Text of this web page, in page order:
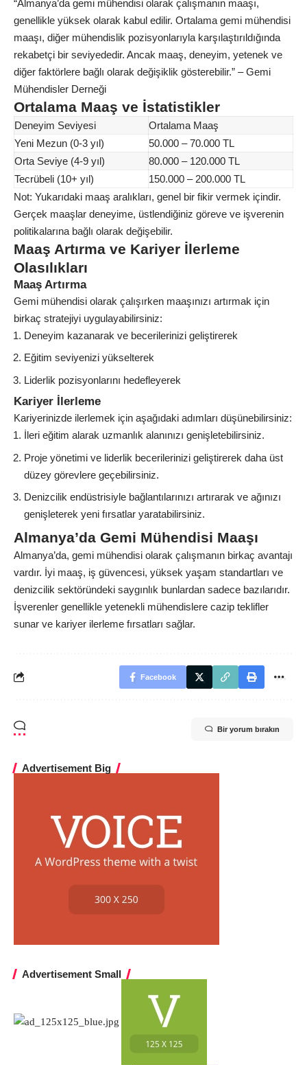
“Almanya’da gemi mühendisi olarak çalışmanın maaşı,
genellikle yüksek olarak kabul edilir. Ortalama gemi mühendisi
maaşı, diğer mühendislik pozisyonlarıyla karşılaştırıldığında
rekabetçi bir seviyededir. Ancak maaş, deneyim, yetenek ve
diğer faktörlere bağlı olarak değişiklik gösterebilir.” – Gemi
Mühendisler Derneği
Ortalama Maaş ve İstatistikler
Deneyim Seviyesi
Ortalama Maaş
Yeni Mezun (0-3 yıl)
50.000 – 70.000 TL
Orta Seviye (4-9 yıl)
80.000 – 120.000 TL
Tecrübeli (10+ yıl)
150.000 – 200.000 TL
Not: Yukarıdaki maaş aralıkları, genel bir fikir vermek içindir.
Gerçek maaşlar deneyime, üstlendiğiniz göreve ve işverenin
politikalarına bağlı olarak değişebilir.
Maaş Artırma ve Kariyer İlerleme
Olasılıkları
Maaş Artırma
Gemi mühendisi olarak çalışırken maaşınızı artırmak için
birkaç stratejiyi uygulayabilirsiniz:
Deneyim kazanarak ve becerilerinizi geliştirerek
Eğitim seviyenizi yükselterek
Liderlik pozisyonlarını hedefleyerek
Kariyer İlerleme
Kariyerinizde ilerlemek için aşağıdaki adımları düşünebilirsiniz:
İleri eğitim alarak uzmanlık alanınızı genişletebilirsiniz.
Proje yönetimi ve liderlik becerilerinizi geliştirerek daha üst
düzey görevlere geçebilirsiniz.
Denizcilik endüstrisiyle bağlantılarınızı artırarak ve ağınızı
genişleterek yeni fırsatlar yaratabilirsiniz.
Almanya’da Gemi Mühendisi Maaşı
Almanya’da, gemi mühendisi olarak çalışmanın birkaç avantajı
vardır. İyi maaş, iş güvencesi, yüksek yaşam standartları ve
denizcilik sektöründeki saygınlık bunlardan sadece bazılarıdır.
İşverenler genellikle yetenekli mühendislere cazip teklifler
sunar ve kariyer ilerleme fırsatları sağlar.
Facebook
Bir yorum bırakın
Advertisement Big
Advertisement Small